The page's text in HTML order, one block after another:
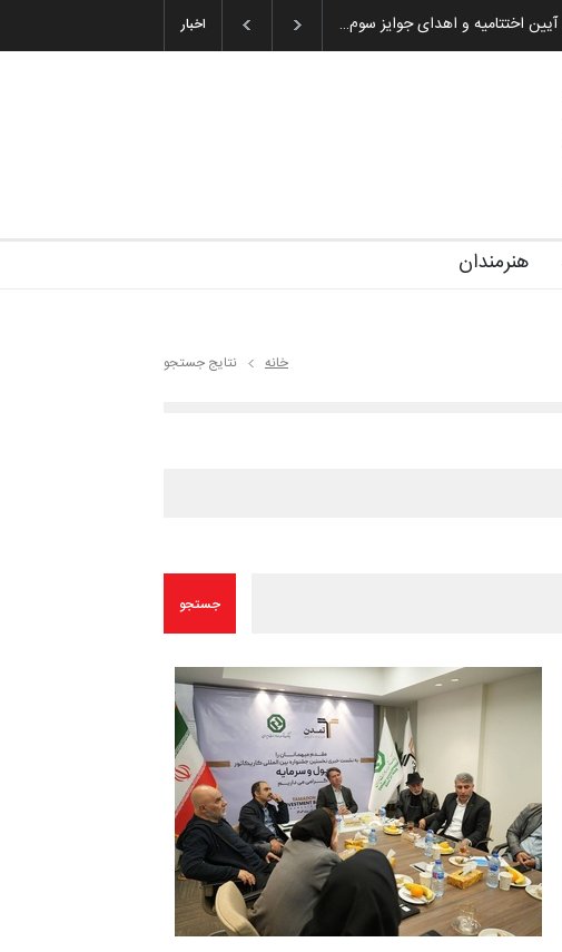
اخبار به یاد اردوغان باشول (۱۹۳۶–۲۰۲۶)
هنرمندان
خانه نتایج جستجو